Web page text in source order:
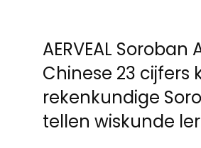
AERVEAL
Chinese 23 cijfers
rekenkundige
tellen wiskunde